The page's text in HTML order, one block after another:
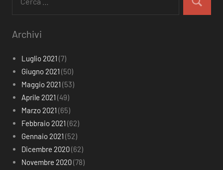
per:
Cerca
Archivi
Luglio 2021 (7)
Giugno 2021 (50)
Maggio 2021 (53)
Aprile 2021 (49)
Marzo 2021 (65)
Febbraio 2021 (62)
Gennaio 2021 (52)
Dicembre 2020(62)
Novembre 2020(78)